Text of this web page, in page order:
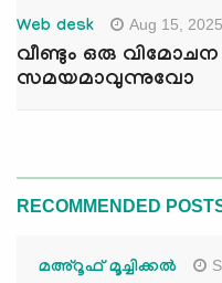
Web desk Aug 15, 2025
വീണ്ടും ഒരു
സമയമാവുന്നുവോ
RECOMMENDED
മഅ്റൂഫ് മൂച്ചിക്കല്‍